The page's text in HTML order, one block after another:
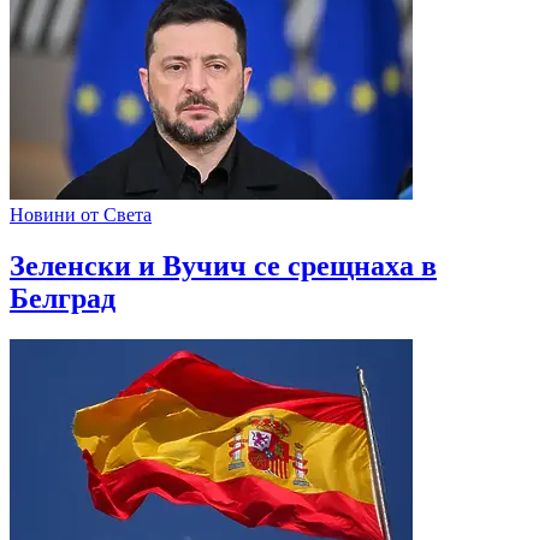
Новини от Света
Зеленски и Вучич се срещнаха в
Белград